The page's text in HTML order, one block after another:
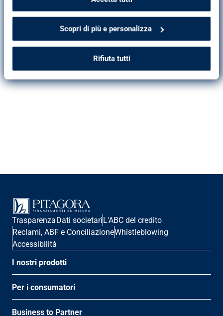
Scopri di più e personalizza
Rifiuta tutti
Si riceve su appuntamento in orari e giorni diversi da
quelli di apertura.
TrasparenzaDati societariL'ABC del credito
Reclami, ABF e ConciliazioneWhistleblowing
Accessibilità
I nostri prodotti
Per i consumatori
Business to Partner